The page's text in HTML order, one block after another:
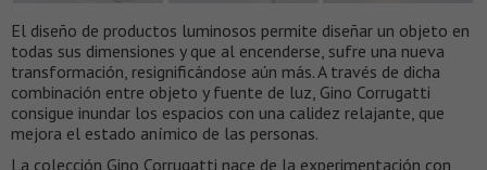
El diseño de productos luminosos permite diseñar un objeto en
todas sus dimensiones y que al encenderse, sufre una nueva
transformación, resignificándose aún más. A través de dicha
combinación entre objeto y fuente de luz, Gino Corrugatti
consigue inundar los espacios con una calidez relajante, que
mejora el estado anímico de las personas.
La colección Gino Corrugatti nace de la experimentación con